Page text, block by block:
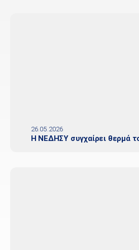
26.05.2026
Η ΝΕΔΗΣΥ συγχαίρει θερμά